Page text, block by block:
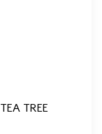
TEA TREE קרם עץ התה לעיצוב השיער | 85 גרם